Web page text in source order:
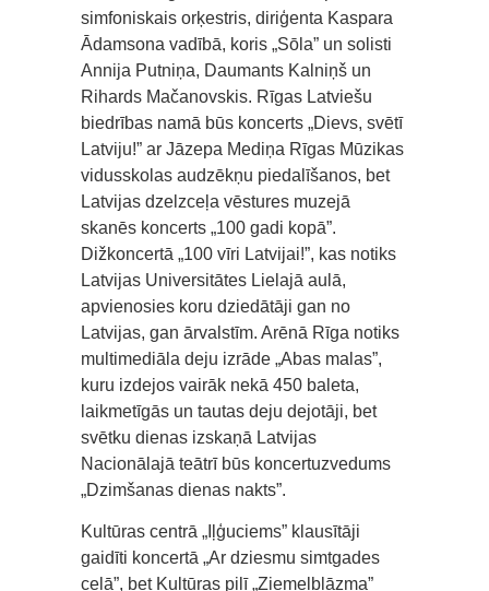
simfoniskais orķestris, diriģenta Kaspara
Ādamsona vadībā, koris „Sōla” un solisti
Annija Putniņa, Daumants Kalniņš un
Rihards Mačanovskis. Rīgas Latviešu
biedrības namā būs koncerts „Dievs, svētī
Latviju!” ar Jāzepa Mediņa Rīgas Mūzikas
vidusskolas audzēkņu piedalīšanos, bet
Latvijas dzelzceļa vēstures muzejā
skanēs koncerts „100 gadi kopā”.
Dižkoncertā „100 vīri Latvijai!”, kas notiks
Latvijas Universitātes Lielajā aulā,
apvienosies koru dziedātāji gan no
Latvijas, gan ārvalstīm. Arēnā Rīga notiks
multimediāla deju izrāde „Abas malas”,
kuru izdejos vairāk nekā 450 baleta,
laikmetīgās un tautas deju dejotāji, bet
svētku dienas izskaņā Latvijas
Nacionālajā teātrī būs koncertuzvedums
„Dzimšanas dienas nakts”.
Kultūras centrā „Iļģuciems” klausītāji
gaidīti koncertā „Ar dziesmu simtgades
ceļā”, bet Kultūras pilī „Ziemeļblāzma”